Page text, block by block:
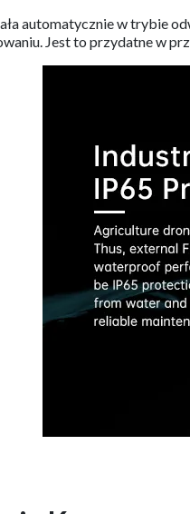
automatycznie w trybie
Jest to przydatne w